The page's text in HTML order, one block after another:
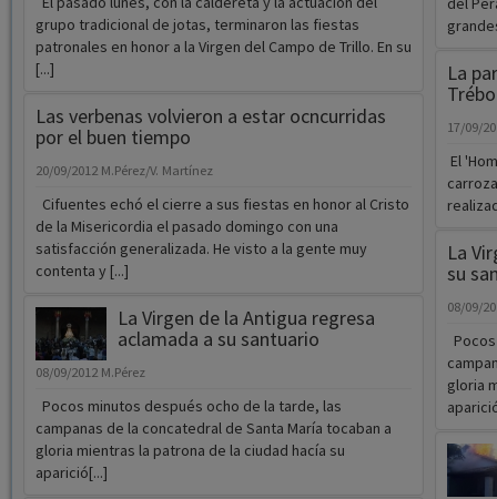
grupo tradicional de jotas, terminaron las fiestas
patronales en honor a la Virgen del Campo de Trillo. En su
[...]
Las verbenas volvieron a estar ocncurridas
por el buen tiempo
20/09/2012 M.Pérez/V. Martínez
Cifuentes echó el cierre a sus fiestas en honor al Cristo
de la Misericordia el pasado domingo con una
satisfacción generalizada. He visto a la gente muy
contenta y [...]
La Virgen de la Antigua regresa
aclamada a su santuario
08/09/2012 M.Pérez
Pocos minutos después ocho de la tarde, las
campanas de la concatedral de Santa María tocaban a
gloria mientras la patrona de la ciudad hacía su
aparició[...]
La
17/09/
El
La
su
08/09/
gloria